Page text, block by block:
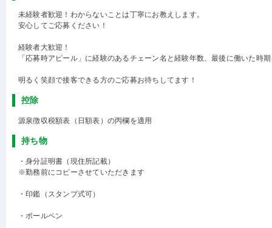
未経験者歓迎！わからないことは丁寧にお教えします。
安心してご応募ください！
経験者大歓迎！
「応募時アピール」に経験のあるチェーン名と経験年数、最後に働いた時
明るく笑顔で接客できる方のご応募お待ちしてます！
控除
源泉徴収税額表（日額表）の丙欄を適用
持ち物
・身分証明書（現住所記載）
※勤務前にコピーさせていただきます
・印鑑（スタンプ式可）
・ボールペン